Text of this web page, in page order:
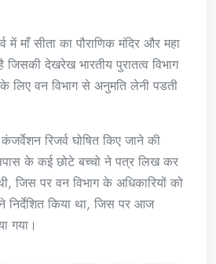
में माँ सीता का पौराणिक मंदिर और महा
देखरेख भारतीय पुरातत्व विभाग
लिए वन विभाग से अनुमति लेनी पडती
रिजर्व घोषित किए जाने की
के कई छोटे बच्चो ने पत्र लिख कर
जिस पर वन विभाग के अधिकारियों को
निर्देशित किया था, जिस पर आज
गया।